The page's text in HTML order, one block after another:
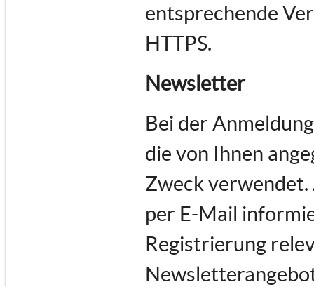
entsprechende
HTTPS.
Newsletter
Bei der
die von Ihnen
Zweck
per E-Mail
Registrierung